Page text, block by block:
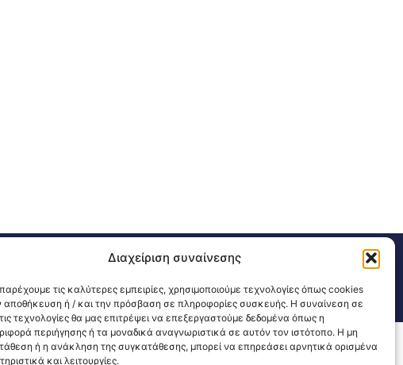
Διαχείριση συναίνεσης
τις καλύτερες εμπειρίες, χρησιμοποιούμε τεχνολογίες όπως cookies
αποθήκευση ή / και την πρόσβαση σε πληροφορίες συσκευής. Η συναίνεση σε
τεχνολογίες θα μας επιτρέψει να επεξεργαστούμε δεδομένα όπως η
περιήγησης ή τα μοναδικά αναγνωριστικά σε αυτόν τον ιστότοπο. Η μη
ή η ανάκληση της συγκατάθεσης, μπορεί να επηρεάσει αρνητικά ορισμένα
και λειτουργίες.
email: 3ype@3ype.gr